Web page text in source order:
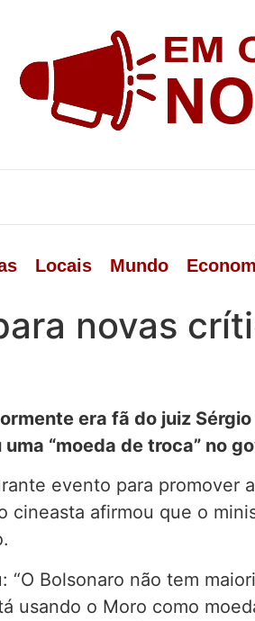
Locais Mundo
novas
era fã do juiz
“moeda de troca” no
evento para promover
cineasta afirmou que o
Bolsonaro não tem
usando o Moro como